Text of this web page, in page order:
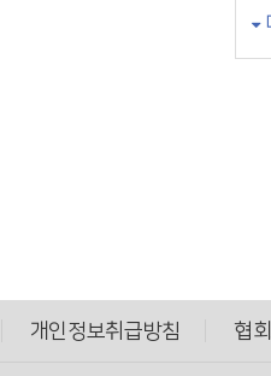
개인정보취급방침 협